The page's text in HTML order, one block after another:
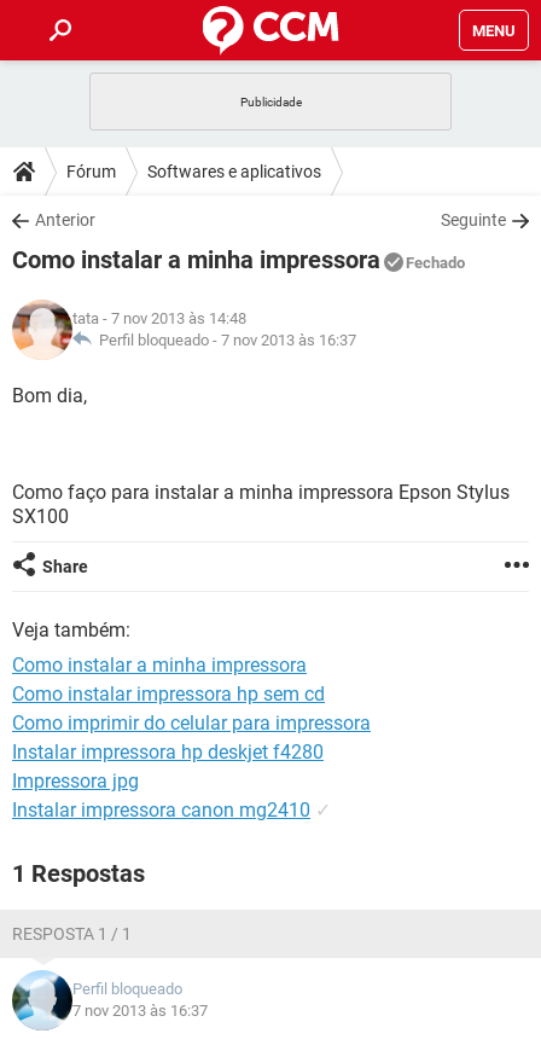
MENU
CELULAR FACEBOOK
OUTLOOK
INSTAGRAM GMAIL
GUIA DE COMPRAS
DICAS
JOGOS WHATSAPP
INSTAGRAM
GUIA DE COMPRAS
DOWNLOADS
JOGOS WHATSAPP
CELULAR
OUTLOOK EXCEL
INSTAGRAM
JOGOS
CELULAR
OUTLOOK
GUIA DE COMPRAS
GLOSSÁRIO
JOGOS
INSTAGRAM GMAIL
GUIA DE COMPRAS
Fórum Softwares e aplicativos
Anterior Seguinte
Como instalar a minha impressora Fechado
tata - 7 nov 2013 às 14:48
Perfil bloqueado - 7 nov 2013 às 16:37
Bom dia,
Como faço para instalar a minha impressora Epson Stylus
SX100
Share
Veja também:
Como instalar a minha impressora
Como instalar impressora hp sem cd
Como imprimir do celular para impressora
Instalar impressora hp deskjet f4280
Impressora jpg
Instalar impressora canon mg2410 ✓
1 Respostas
RESPOSTA 1 / 1
Perfil bloqueado
7 nov 2013 às 16:37